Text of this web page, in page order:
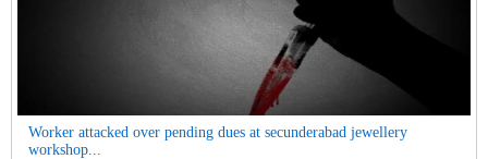
Worker attacked over pending dues at secunderabad jewellery
workshop...